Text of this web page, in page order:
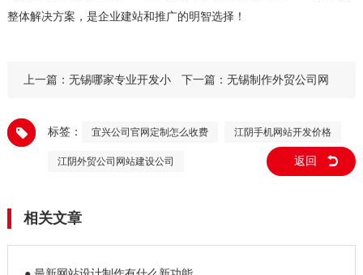
整体解决方案，是企业建站和推广的明智选择！
上一篇： 无锡哪家专业开发小
语种网站的公司
下一篇： 无锡制作外贸公司网
标签：
宜兴公司官网定制怎么收费 江阴手机网站开发价格
江阴外贸公司网站建设公司 返回
相关文章